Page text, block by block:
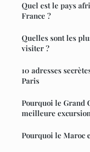
Quel est le pays
France ?
Quelles sont les
visiter ?
10 adresses
Paris
Pourquoi le Grand
meilleure
Pourquoi le Maroc